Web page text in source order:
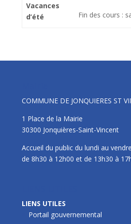
Vacances
d’été
Fin des cours :
COMMUNE DE JONQUIERES ST
1 Place de la Mairie
30300 Jonquières-Saint-Vincent
Accueil du public du lundi au
de 8h30 à 12h00 et de 13h30 à
LIENS UTILES
Portail gouvernemental